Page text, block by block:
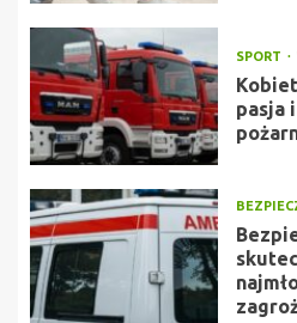
SPORT
pasja